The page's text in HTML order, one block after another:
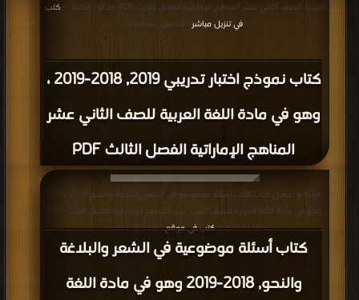
كتاب نموذج اختبار تدريبي 2019, 2018-2019 ،
وهو في مادة اللغة العربية للصف الثاني عشر
المناهج الإماراتية الفصل الثالث PDF
العربية للصف الثاني عشر المناهج الإماراتية الفصل الثالث PDF مجانا | مكتبة >
كتب
في تنزيل مباشر | التحميل : مرة/مرات
كتاب أسئلة موضوعية في الشعر والبلاغة
والنحو, 2018-2019 وهو في مادة اللغة
قراءة و تحميل كتاب كتاب أسئلة موضوعية في الشعر والبلاغة والنحو, 2018-2019
مجانا | مكتبة >كتب في موقع| التحميل : مرة/مرات